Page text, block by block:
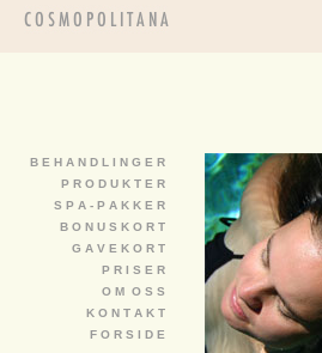
B E H A N D L I N G E R
P R O D U K T E R
S P A - P A K K E R
B O N U S K O R T
G A V E K O R T
P R I S E R
O M O S S
K O N T A K T
F O R S I D E